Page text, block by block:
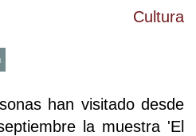
Cultura
han visitado desde
la muestra 'El